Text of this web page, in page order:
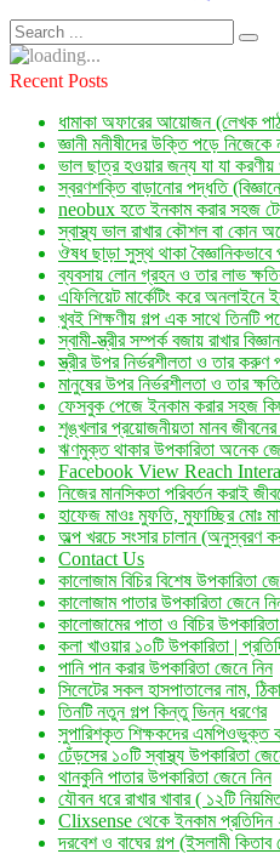
Recent Posts
ধামাকা অফারের আয়োজন (লেখক
জ্ঞানী মনীষীদের উক্তি পড়ে
ভাল ছাত্র হওয়ার জন্য যা যা করণীয়
স্বরণশক্তি বাড়ানোর পদ্ধতি
neobux হতে ইনকাম করার সহজ
স্বাস্থ্য ভাল রাখার কৌশল বা কোন
ঔষধ ছাড়া সুস্থ থাকা বৈজ্ঞানিকভাবে
ব্যবসায় লোন গ্রহন ও তার লাভ
এফিলিয়েট মার্কেটিং করে অনলাইনে
খুবই শিক্ষণীয় গল্প এক সাথে তিনটি
স্বামী-স্ত্রীর সম্পর্ক বজায় রাখার
স্ত্রীর উপর নির্ভরশীলতা ও তার করুণ
মানুষের উপর নির্ভরশীলতা ও তার
ফেসবুক পেজে ইনকাম করার সহজ
শৃঙ্খলার প্রয়োজনীয়তা মানব
ঋণমুক্ত থাকার উপকারিতা অনেক
Facebook View Reach
নিজের মানসিকতা পরিবর্তন করাই
হাফেজ মাওঃ মুফতি, মুফাচ্ছির মোঃ
অল্প খরচে সংসার চালান (অনুস্বরণ
Contact Us
কালোজাম বিচির বিশেষ উপকারিতা
কালোজাম পাতার উপকারিতা জেনে
কালোজামের পাতা ও বিচির
কলা খাওয়ার ১০টি উপকারিতা |
পানি পান করার উপকারিতা জেনে নিন
সিলেটের সকল হাসপাতালের নাম,
তিনটি নতুন গল্প কিন্তু ভিন্ন ধরণের
সুপারিশকৃত শিক্ষকদের এমপিওভুক্ত
ঢেঁড়সের ১০টি স্বাস্থ্য উপকারিতা
থানকুনি পাতার উপকারিতা জেনে নিন
যৌবন ধরে রাখার খাবার ( ১২টি
Clixsense থেকে ইনকাম প্রতিদিন
দরবেশ ও বাঘের গল্প (ইসলামী কিতাব